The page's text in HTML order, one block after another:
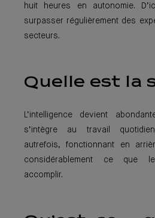
huit heures en autonomie.
surpasser régulièrement des
secteurs.
Quelle est la
L’intelligence devient
s’intègre au travail
autrefois, fonctionnant en
considérablement ce que
accomplir.